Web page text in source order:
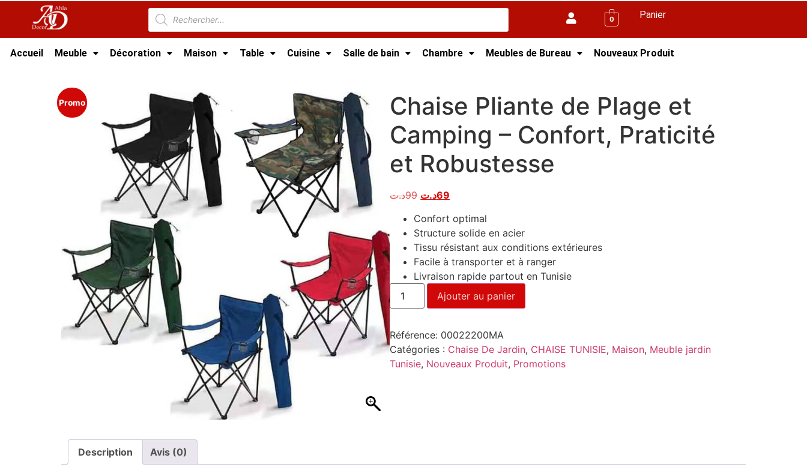
0 Panier
Accueil Meuble Décoration Maison Table Cuisine Salle de bain Chambre Meubles de Bureau Nouveaux Produit
Promo
Chaise Pliante de Plage et
Camping – Confort, Praticité
et Robustesse
99د.ت 69د.ت
Confort optimal
Structure solide en acier
Tissu résistant aux conditions extérieures
Facile à transporter et à ranger
Livraison rapide partout en Tunisie
Ajouter au panier
Référence: 00022200MA
Catégories : Chaise De Jardin, CHAISE TUNISIE, Maison, Meuble jardin
Tunisie, Nouveaux Produit, Promotions
Description Avis (0)